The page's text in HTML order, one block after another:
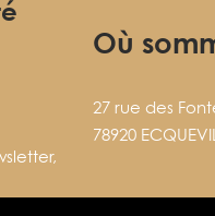
Où
27 rue des
78920